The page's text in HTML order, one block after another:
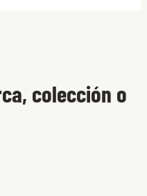
colección o